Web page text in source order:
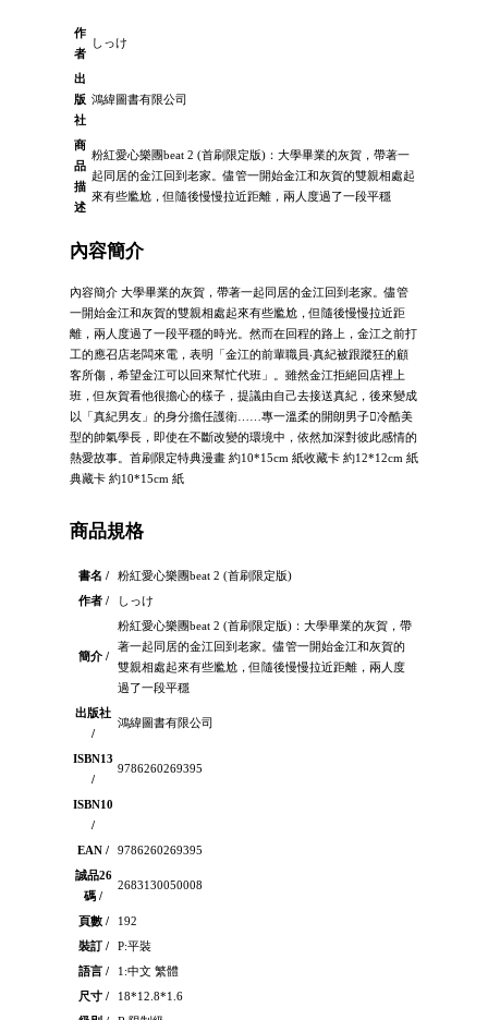
作
者
しっけ
出
版
社
鴻緯圖書有限公司
商
品
描
述
粉紅愛心樂團beat 2 (首刷限定版)：大學畢業的灰賀，帶著一
起同居的金江回到老家。儘管一開始金江和灰賀的雙親相處起
來有些尷尬，但隨後慢慢拉近距離，兩人度過了一段平穩
內容簡介
內容簡介 大學畢業的灰賀，帶著一起同居的金江回到老家。儘管
一開始金江和灰賀的雙親相處起來有些尷尬，但隨後慢慢拉近距
離，兩人度過了一段平穩的時光。然而在回程的路上，金江之前打
工的應召店老闆來電，表明「金江的前輩職員‧真紀被跟蹤狂的顧
客所傷，希望金江可以回來幫忙代班」。雖然金江拒絕回店裡上
班，但灰賀看他很擔心的樣子，提議由自己去接送真紀，後來變成
以「真紀男友」的身分擔任護衛……專一溫柔的開朗男子冷酷美
型的帥氣學長，即使在不斷改變的環境中，依然加深對彼此感情的
熱愛故事。首刷限定特典漫畫 約10*15cm 紙收藏卡 約12*12cm 紙
典藏卡 約10*15cm 紙
商品規格
書名 /
粉紅愛心樂團beat 2 (首刷限定版)
作者 /
しっけ
簡介 /
粉紅愛心樂團beat 2 (首刷限定版)：大學畢業的灰賀，帶
著一起同居的金江回到老家。儘管一開始金江和灰賀的
雙親相處起來有些尷尬，但隨後慢慢拉近距離，兩人度
過了一段平穩
出版社
/
鴻緯圖書有限公司
ISBN13
/
9786260269395
ISBN10
/
EAN /
9786260269395
誠品26
碼 /
2683130050008
頁數 /
192
裝訂 /
P:平裝
語言 /
1:中文 繁體
尺寸 /
18*12.8*1.6